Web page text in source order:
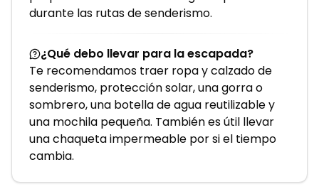
durante las rutas de senderismo.
¿Qué debo llevar para la escapada?
Te recomendamos traer ropa y calzado de
senderismo, protección solar, una gorra o
sombrero, una botella de agua reutilizable y
una mochila pequeña. También es útil llevar
una chaqueta impermeable por si el tiempo
cambia.